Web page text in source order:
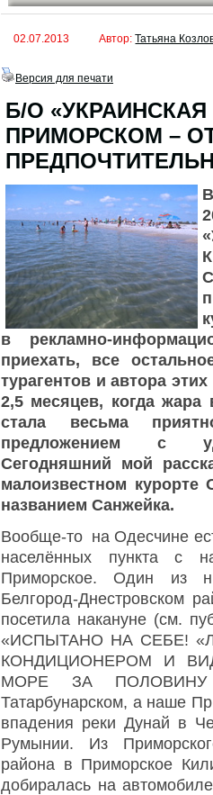
02.07.2013 Автор: Татьяна
Версия для печати
Б/O
ПРИМОРСКОМ –
в рекламно-
приехать, все
турагентов и автора
2,5 месяцев, когда
стала весьма
предложением с
Сегодняшний мой
малоизвестном
названием Санжейка.
Вообще-то на Одесчине
населённых пункта с
Приморское. Один из
Белгород-Днестровском
посетила накануне (см.
«ИСПЫТАНО НА СЕБЕ!
КОНДИЦИОНЕРОМ И
МОРЕ ЗА
Татарбунарском, а наше
впадения реки Дунай в
Румынии. Из
района в Приморское
добиралась на